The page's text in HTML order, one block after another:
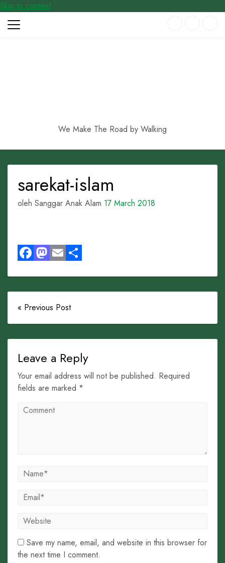
Skip to content
We Make The Road by Walking
sarekat-islam
oleh Sanggar Anak Alam 17 March 2018
« Previous Post
Leave a Reply
Your email address will not be published. Required
fields are marked *
Save my name, email, and website in this browser for
the next time I comment.